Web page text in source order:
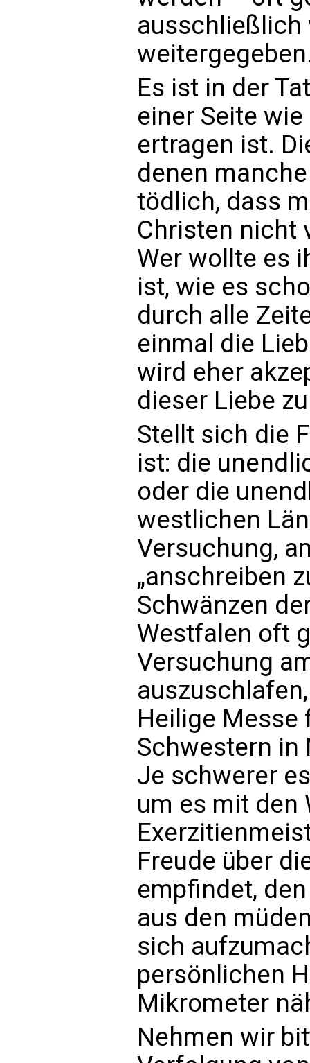
ausschließlich
Es ist in der
einer Seite
ertragen ist.
denen
tödlich, dass
Christen nicht
Wer wollte es
ist, wie es
durch alle
einmal die
wird eher
dieser Liebe
Stellt sich die
ist: die
oder die
westlichen
Versuchung,
„anschreiben
Schwänzen
Westfalen oft
Versuchung
Heilige Messe
Schwestern in
Je schwerer
um es mit den
Freude über
empfindet,
aus den
sich
persönlichen
Mikrometer
Nehmen wir